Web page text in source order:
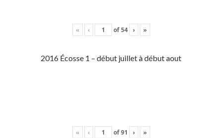
« ‹ of54 › »
2016 Écosse 1 – début juillet à début aout
« ‹ of91 › »